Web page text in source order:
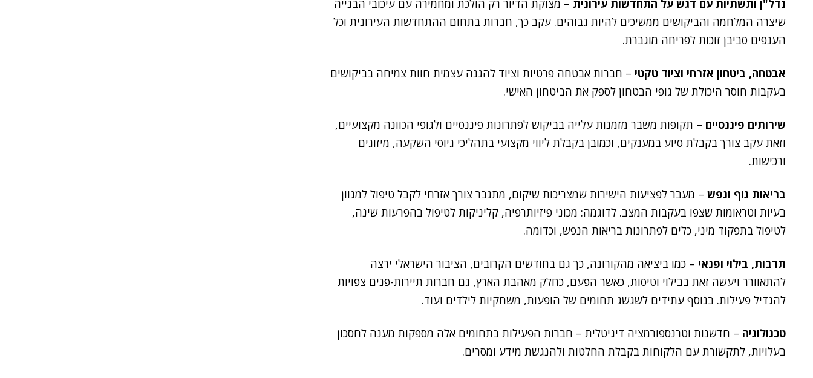
נדל"ן ותשתיות עם דגש על התחדשות עירונית – מצוקת הדיור רק הולכת ומחמירה עם עיכובי הבנייה
שיצרה המלחמה והביקושים ממשיכים להיות גבוהים. עקב כך, חברות בתחום ההתחדשות העירונית וכל
הענפים סביבן זוכות לפריחה מוגברת.
אבטחה, ביטחון אזרחי וציוד טקטי – חברות אבטחה פרטיות וציוד להגנה עצמית חוות צמיחה בביקושים
בעקבות חוסר היכולת של גופי הבטחון לספק את הביטחון האישי.
שירותים פיננסיים – תקופות משבר מזמנות עלייה בביקוש לפתרונות פיננסיים ולגופי הכוונה מקצועיים,
וזאת עקב צורך בקבלת סיוע במענקים, וכמובן בקבלת ליווי מקצועי בתהליכי גיוסי השקעה, מיזוגים
ורכישות.
בריאות גוף ונפש – מעבר לפציעות הישירות שמצריכות שיקום, מתגבר צורך אזרחי לקבל טיפול למגוון
בעיות וטראומות שצפו בעקבות המצב. לדוגמה: מכוני פיזיותרפיה, קליניקות לטיפול בהפרעות שינה,
לטיפול בתפקוד מיני, כלים לפתרונות בריאות הנפש, וכדומה.
תרבות, בילוי ופנאי – כמו ביציאה מהקורונה, כך גם בחודשים הקרובים, הציבור הישראלי ירצה
להתאוורר ויעשה זאת בבילוי וטיסות, כאשר הפעם, כחלק מאהבת הארץ, גם חברות תיירות-פנים צפויות
להגדיל פעילות. בנוסף עתידים לשגשג תחומים של הופעות, משחקיות לילדים ועוד.
טכנולוגיה – חדשנות וטרנספורמציה דיגיטלית – חברות הפעילות בתחומים אלה מספקות מענה לחסכון
בעלויות, לתקשורת עם הלקוחות בקבלת החלטות ולהנגשת מידע ומסרים.